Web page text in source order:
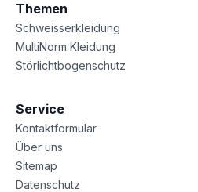
Themen
Schweisserkleidung
MultiNorm Kleidung
Störlichtbogenschutz
Service
Kontaktformular
Über uns
Sitemap
Datenschutz